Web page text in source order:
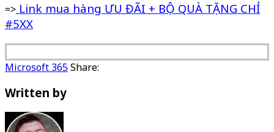
=> Link mua hàng ƯU ĐÃI + BỘ QUÀ TẶNG CHỈ
#5XX
Microsoft 365Share:
Written by